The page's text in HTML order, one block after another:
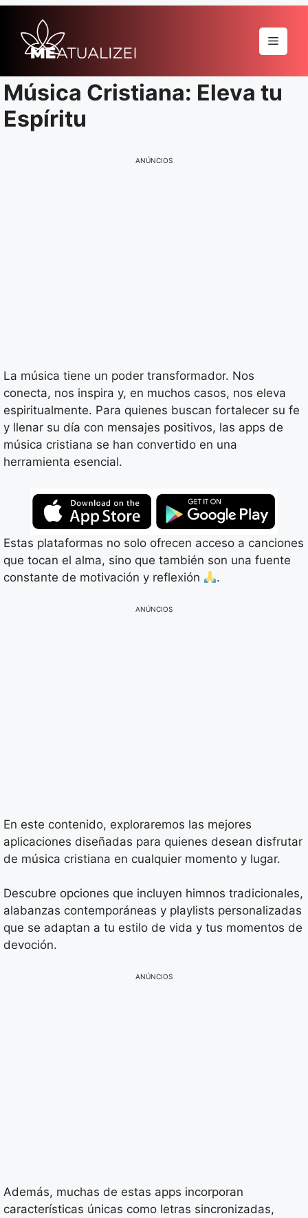
para
Menu
Música Cristiana: Eleva tu
Espíritu
ANÚNCIOS
La música tiene un poder transformador. Nos
conecta, nos inspira y, en muchos casos, nos eleva
espiritualmente. Para quienes buscan fortalecer su fe
y llenar su día con mensajes positivos, las apps de
música cristiana se han convertido en una
herramienta esencial.
Estas plataformas no solo ofrecen acceso a canciones
que tocan el alma, sino que también son una fuente
constante de motivación y reflexión
.
ANÚNCIOS
En este contenido, exploraremos las mejores
aplicaciones diseñadas para quienes desean disfrutar
de música cristiana en cualquier momento y lugar.
Descubre opciones que incluyen himnos tradicionales,
alabanzas contemporáneas y playlists personalizadas
que se adaptan a tu estilo de vida y tus momentos de
devoción.
ANÚNCIOS
Además, muchas de estas apps incorporan
características únicas como letras sincronizadas,